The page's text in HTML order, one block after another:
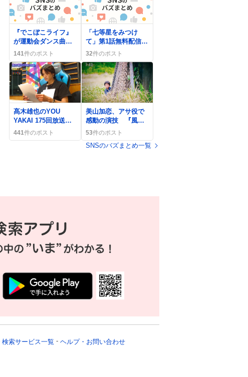
『でこぼこライフ』
が運動会ダンス曲に
選ばれ大盛り上が
り、ファンは「やっ
たー！」と歓喜
141件のポスト
「七等星をみつけ
て」第1話無料配信開
始、ジャンプらしさ
抜きの大人向き社交
ダンス漫画が好評
32件のポスト
髙木雄也のYOU
YAKAI 175回放送
自分変化のきっかけ
が熱く語られファン
441件のポスト
美山加恋、アサ役で
感動の演技 『風、
薫る』で母親姿が話
題に
53件のポスト
SNSのバズまとめ一覧
検索サービス一覧
ヘルプ・お問い合わせ